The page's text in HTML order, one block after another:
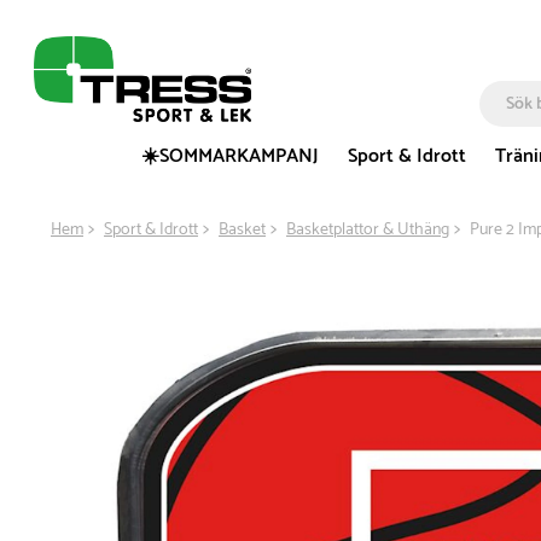
☀️SOMMARKAMPANJ
Sport & Idrott
Hem Sport & Idrott Basket Basketplattor & Uthäng Pure 2